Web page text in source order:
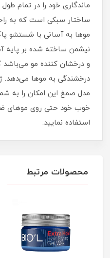
ماندگاری خود را در تمام
ساختار سبکی است که به
موها به آسانی با شستشو
نیشمن ساخته شده بر پایه
و درخشان کننده مو می‌باشد
مدل صمغ این امکان را به
خوب خود حتی روی موهای
استفاده نمایید.
محصولات مرتبط